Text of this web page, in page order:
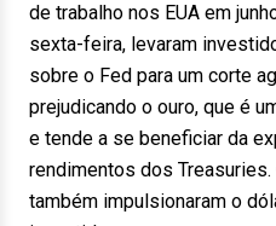
de trabalho nos EUA em
sexta-feira, levaram
sobre o Fed para um corte
prejudicando o ouro, que é
e tende a se beneficiar da
rendimentos dos
também impulsionaram o